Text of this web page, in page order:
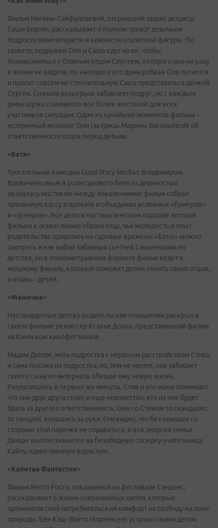
Фильм Нигины Сайфуллаевой, открывший талант актрисы
Саши Бортич, рассказывает о полном тревог девичьем
подростковом возрасте и важности отцовской фигуры. По
сюжету, подружки Оля и Саша едут на юг, чтобы
познакомиться с Олиным отцом Сергеем, которого она ни разу
в жизни не видела. Но на пороге его дома робкая Оля пугается
и просит совсем не стеснительную Сашу представиться дочкой
Сергея. Сначала розыгрыш забавляет подруг, но с каждым
днем шутка становится все более жестокой для всех
участников ситуации. Один из ярчайших моментов фильма –
истеричный монолог Оли (актрисы Марины Васильевой) об
ответственности отцов перед детьми.
«Батя»
Трогательная комедия Good Story Media с Владимиром
Вдовиченковым в роли сурового бати из девяностых
оказалась мостиком между поколениями: фильм собрал
приличную кассу в прокате и объединил условных «бумеров»
и «зумеров». Все дело в ностальгическом подходе авторов
фильма к осмыслению образа отца, чьи молодость и опыт
родительства пришлись на суровые времена. «Батю» можно
смотреть и как набор забавных скетчей с моментами из
детства, но в полнометражном формате фильм ведет к
мощному финалу, который поможет детям понять своих отцов,
а отцам – детей.
«Мамочка»
Нестандартные детско-родительские отношения раскрыл в
своем фильме режиссер Ксавье Долан, представивший фильм
на Каннском кинофестивале.
Мадам Дюпре, мать подростка с нервным расстройством Стива,
и сама похожа на подростка, но, тем не менее, она забирает
своего сына из интерната, обещая ему новую жизнь.
Разругавшись в первые же минуты, Стив и его мама понимают,
что они друг друга стоят, и еще неизвестно, кто из них будет
брать за другого ответственность. Они со Стивом то скандалят,
то танцуют, взявшись за руки. Очевидно, что без помощи со
стороны этой парочке не справиться, и вся энергия семьи
Дюпре выплескивается на безобидную соседку-учительницу
Кайлу, единственную взрослую.
«Капитан Фантастик»
Фильм Мэтта Росса, показанный на фестивале Сандэнс,
рассказывает о жизни современных хиппи, которые
променяли свой потребительский комфорт на свободу на лоне
природы. Бен Кэш (Вигго Мортенсен) устроил своим детям